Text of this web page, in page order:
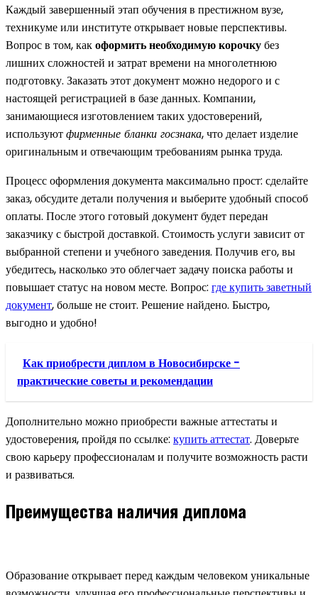
Каждый завершенный этап обучения в престижном вузе,
техникуме или институте открывает новые перспективы.
Вопрос в том, какоформить необходимую корочкубез
лишних сложностей и затрат времени на многолетнюю
подготовку. Заказать этот документ можно недорого и с
настоящей регистрацией в базе данных. Компании,
занимающиеся изготовлением таких удостоверений,
используютфирменные бланки госзнака, что делает изделие
оригинальным и отвечающим требованиям рынка труда.
Процесс оформления документа максимально прост: сделайте
заказ, обсудите детали получения и выберите удобный способ
оплаты. После этого готовый документ будет передан
заказчику с быстрой доставкой. Стоимость услуги зависит от
выбранной степени и учебного заведения. Получив его, вы
убедитесь, насколько это облегчает задачу поиска работы и
повышает статус на новом месте. Вопрос: где купить заветный
документ, больше не стоит. Решение найдено. Быстро,
выгодно и удобно!
Как приобрести диплом в Новосибирске -
практические советы и рекомендации
Дополнительно можно приобрести важные аттестаты и
удостоверения, пройдя по ссылке: купить аттестат. Доверьте
свою карьеру профессионалам и получите возможность расти
и развиваться.
Преимущества наличия диплома
Образование открывает перед каждым человеком уникальные